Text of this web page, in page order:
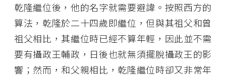
乾隆繼位後，他的名字就需要避諱。按照西方的
算法，乾隆於二十四歲即繼位，但與其祖父和曾
祖父相比，其繼位時已經不算年輕，因此並不需
要有攝政王輔政，日後也就無須擺脫攝政王的影
響；然而，和父親相比，乾隆繼位時卻又非常年